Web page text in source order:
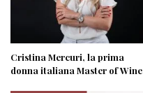
Cristina Mercuri, la prima
donna italiana Master of Wine